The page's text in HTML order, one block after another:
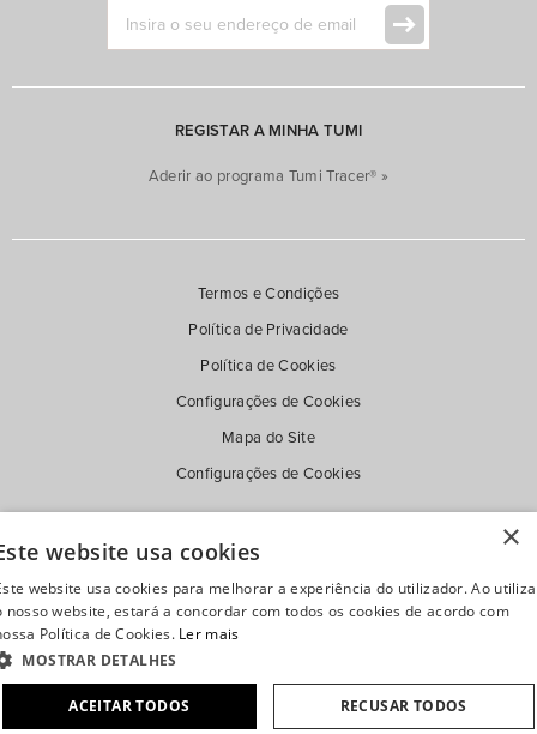
REGISTAR A MINHA TUMI
Aderir ao programa Tumi Tracer® »
Termos e Condições
Política de Privacidade
Política de Cookies
Configurações de Cookies
Mapa do Site
Configurações de Cookies
×
website usa cookies
website usa cookies para melhorar a experiência do utilizador. Ao
nosso website, estará a concordar com todos os cookies de acordo com
Política de Cookies. Ler mais
MOSTRAR DETALHES
ACEITAR TODOS RECUSAR TODOS